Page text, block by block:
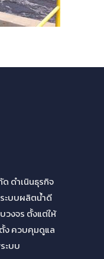
ดำเนินธุรกิจ
ะบบผลิตน้ำดี
วงจร ตั้งแต่ให้
ง ควบคุมดูแล
ะบบ